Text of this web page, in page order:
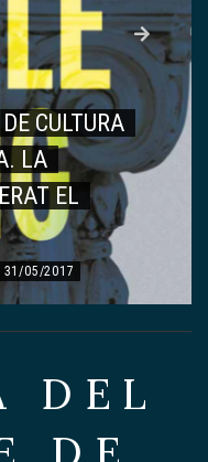
DE
15/05/2017
DEL